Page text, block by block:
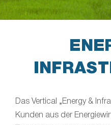
Das Vertical „Energy &
Kunden aus der